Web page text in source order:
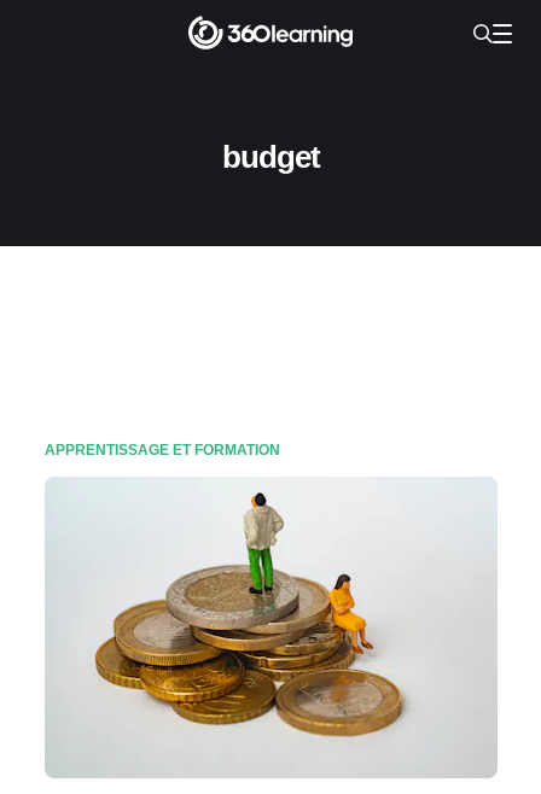
budget
APPRENTISSAGE ET FORMATION